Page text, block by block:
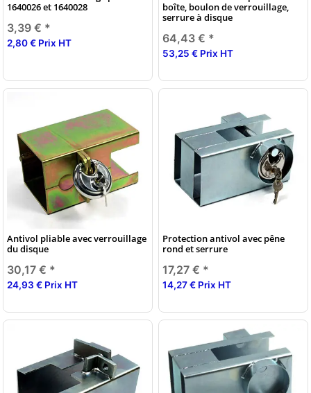
1640026 et 1640028
3,39 € *
2,80 € Prix HT
boîte, boulon de verrouillage,
serrure à disque
64,43 € *
53,25 € Prix HT
Antivol pliable avec verrouillage
du disque
30,17 € *
24,93 € Prix HT
Protection antivol avec pêne
rond et serrure
17,27 € *
14,27 € Prix HT